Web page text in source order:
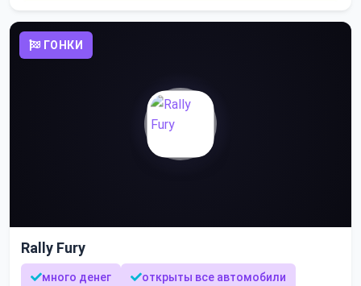
ГОНКИ
Rally Fury
много денег открыты все автомобили